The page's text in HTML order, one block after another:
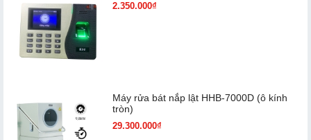
2.350.000₫
Máy rửa bát nắp lật HHB-7000D (ô kính
tròn)
29.300.000₫